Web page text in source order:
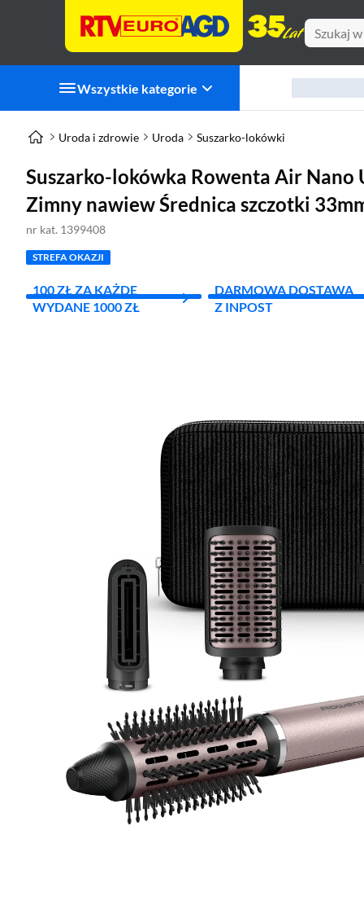
Wszystkie kategorie
Uroda i zdrowie Uroda Suszarko-lokówki
Suszarko-lokówka Rowenta Air Nano
Zimny nawiew Średnica szczotki
nr kat. 1399408
STREFA OKAZJI
100 ZŁ ZA KAŻDE
WYDANE 1000 ZŁ
DARMOWA DOSTAWA
Z INPOST